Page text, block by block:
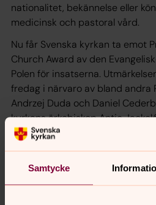
Samtycke
nationalitet, bekännelse eller
medicinsk och pastoral vård.
Nu får Svenska kyrkan ta emot
Church Award av den
Polen för insatserna.
fredag i närvaro av bland andra
Andrzej Duda och Daniel
kyrkans ärkebiskop Antje
polska kyrkans hederskommitté
Persenius tar emot utmärkelsen
Evangelisk-Augsburgska